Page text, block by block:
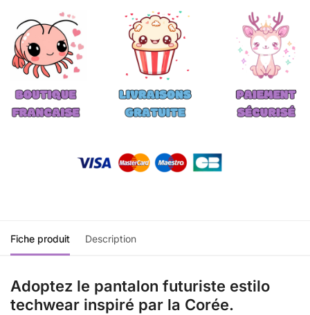
Fiche produit Description
Adoptez le pantalon futuriste estilo
techwear inspiré par la Corée.